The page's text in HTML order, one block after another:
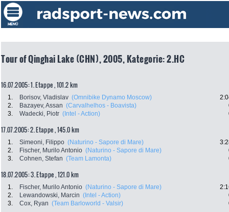
Tour of Qinghai Lake (CHN), 2005, Kategorie: 2.HC
16.07.2005: 1. Etappe , 101.2 km
1. Borisov, Vladislav (Omnibike Dynamo Moscow)
2.
Bazayev, Assan (Carvalhelhos - Boavista)
3.
Wadecki, Piotr (Intel - Action)
17.07.2005: 2. Etappe , 145.0 km
1. Simeoni, Filippo (Naturino - Sapore di Mare)
2.
Fischer, Murilo Antonio (Naturino - Sapore di Mare)
3.
Cohnen, Stefan (Team Lamonta)
18.07.2005: 3. Etappe , 121.0 km
1. Fischer, Murilo Antonio (Naturino - Sapore di Mare)
2.
Lewandowski, Marcin (Intel - Action)
3.
Cox, Ryan (Team Barloworld - Valsir)